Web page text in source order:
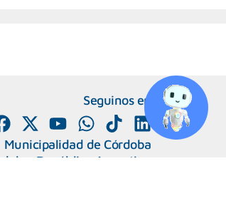
Seguinos en
Municipalidad de Córdoba
República Argentina